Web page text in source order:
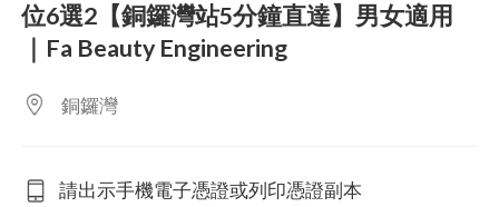
位6選2【銅鑼灣站5分鐘直達】男女適用
｜Fa Beauty Engineering
銅鑼灣
請出示手機電子憑證或列印憑證副本